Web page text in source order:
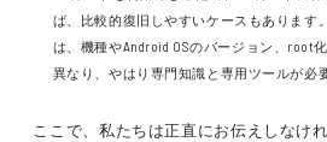
ば、比較的復旧しやすいケースもあります
は、機種やAndroid OSのバージョン、root
異なり、やはり専門知識と専用ツールが必
ここで、私たちは正直にお伝えしなけ